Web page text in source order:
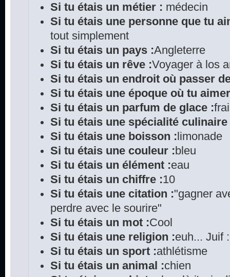
Si tu étais un métier : médecin
Si tu étais une personne que tu
tout simplement
Si tu étais un pays :Angleterre
Si tu étais un rêve :Voyager à los
Si tu étais un endroit où passer
Si tu étais une époque où tu
Si tu étais un parfum de glace :
Si tu étais une spécialité culinaire
Si tu étais une boisson : limonade
Si tu étais une couleur :bleu
Si tu étais un élément :eau
Si tu étais un chiffre :10
Si tu étais une citation :"gagner
perdre avec le sourire"
Si tu étais un mot :Cool
Si tu étais une religion :euh... Juif
Si tu étais un sport :athlétisme
Si tu étais un animal :chien